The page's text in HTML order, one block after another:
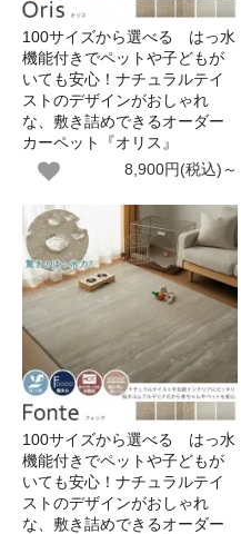
100サイズから選べる はっ水
機能付きでペットや子どもが
いても安心！ナチュラルテイ
ストのデザインがおしゃれ
な、敷き詰めできるオーダー
カーペット『オリス』
8,900円(税込)～
100サイズから選べる はっ水
機能付きでペットや子どもが
いても安心！ナチュラルテイ
ストのデザインがおしゃれ
な、敷き詰めできるオーダー